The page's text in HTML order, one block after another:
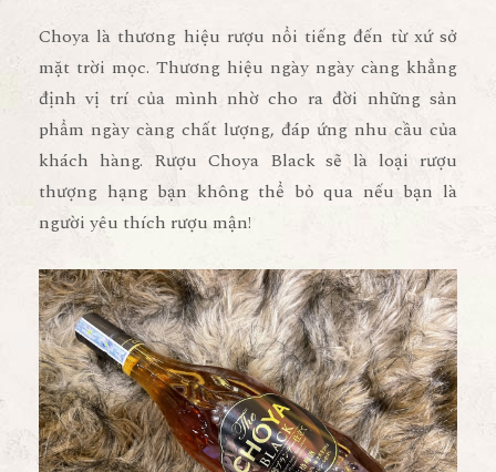
Choya là thương hiệu rượu nổi tiếng đến từ xứ sở
mặt trời mọc. Thương hiệu ngày ngày càng khẳng
định vị trí của mình nhờ cho ra đời những sản
phẩm ngày càng chất lượng, đáp ứng nhu cầu của
khách hàng. Rượu Choya Black sẽ là loại rượu
thượng hạng bạn không thể bỏ qua nếu bạn là
người yêu thích rượu mận!